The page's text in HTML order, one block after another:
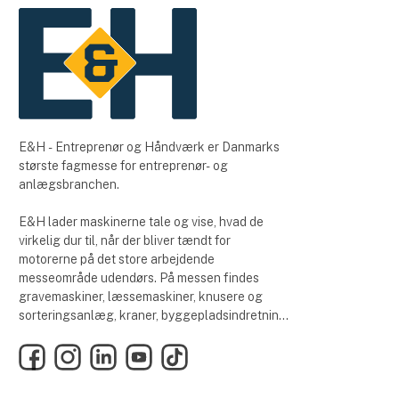
E&H - Entreprenør og Håndværk er Danmarks
største fagmesse for entreprenør- og
anlægsbranchen.
E&H lader maskinerne tale og vise, hvad de
virkelig dur til, når der bliver tændt for
motorerne på det store arbejdende
messeområde udendørs. På messen findes
gravemaskiner, læssemaskiner, knusere og
sorteringsanlæg, kraner, byggepladsindretning,
meget mere.
FacebookInstagramLinkedInYouTubeTikTok